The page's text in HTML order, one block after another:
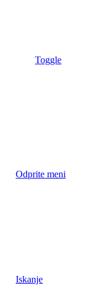
Toggle
Odprite meni
Iskanje